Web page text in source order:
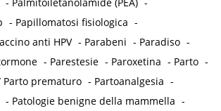
- Palmitoiletanolamide (PEA) -
- Papillomatosi fisiologica -
anti HPV - Parabeni - Paradiso -
- Parestesie - Paroxetina - Parto -
prematuro - Partoanalgesia -
- Patologie benigne della mammella -